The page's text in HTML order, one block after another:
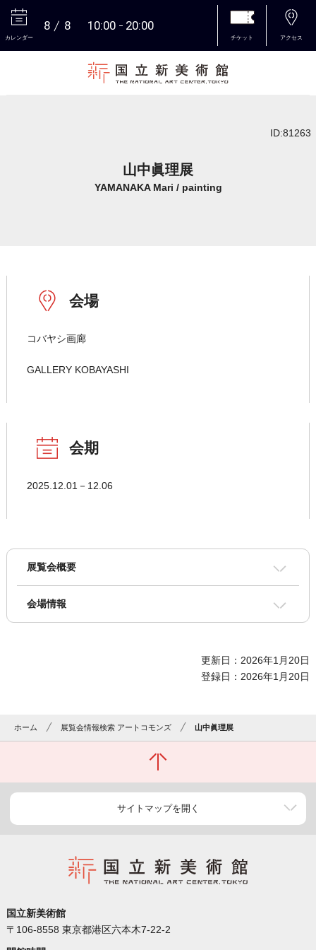
カレンダー
8 8 10:00 20:00
チケット アクセス
ID:81263
山中眞理展
YAMANAKA Mari / painting
会場
コバヤシ画廊
GALLERY KOBAYASHI
会期
2025.12.01－12.06
展覧会概要
会場情報
更新日：2026年1月20日
登録日：2026年1月20日
ホーム 展覧会情報検索 アートコモンズ 山中眞理展
サイトマップを開く
国立新美術館
〒106-8558 東京都港区六本木7-22-2